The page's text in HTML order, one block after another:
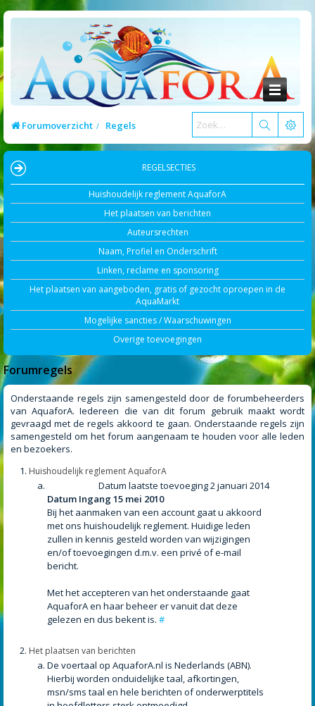
Forumoverzicht Regels
REGELSECTIES
Huishoudelijk reglement AquaforA
Het plaatsen van berichten
Auteursrechten
Naam, Profiel en Onderschrift
Linken, reclame en sponsoring
Het plaatsen van aangeboden, gratis of gezocht oproepen in de
AquaMarkt
Mogelijke sancties / Waarschuwingen
Overige toevoegingen
Forumregels
Onderstaande regels zijn samengesteld door de forumbeheerders
van AquaforA. Iedereen die van dit forum gebruik maakt wordt
gevraagd met de regels akkoord te gaan. Onderstaande regels zijn
samengesteld om het forum aangenaam te houden voor alle leden
en bezoekers.
Huishoudelijk reglement AquaforA
Datum laatste toevoeging 2 januari 2014
Datum Ingang 15 mei 2010
Bij het aanmaken van een account gaat u akkoord
met ons huishoudelijk reglement. Huidige leden
zullen in kennis gesteld worden van wijzigingen
en/of toevoegingen d.m.v. een privé of e-mail
bericht.
Met het accepteren van het onderstaande gaat
AquaforA en haar beheer er vanuit dat deze
gelezen en dus bekent is. #
Het plaatsen van berichten
De voertaal op AquaforA.nl is Nederlands (ABN).
Hierbij worden onduidelijke taal, afkortingen,
msn/sms taal en hele berichten of onderwerptitels